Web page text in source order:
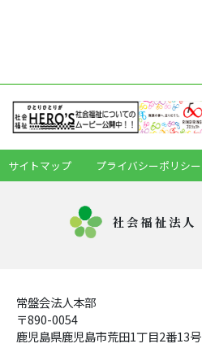
サイトマップ プライバシーポリシー
社会福祉法人
常盤会法人本部
〒890-0054
鹿児島県鹿児島市荒田1丁目2番13号